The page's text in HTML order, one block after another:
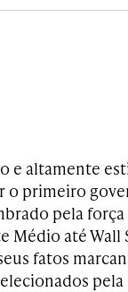
e altamente
o primeiro
pela força
Médio até Wall
fatos